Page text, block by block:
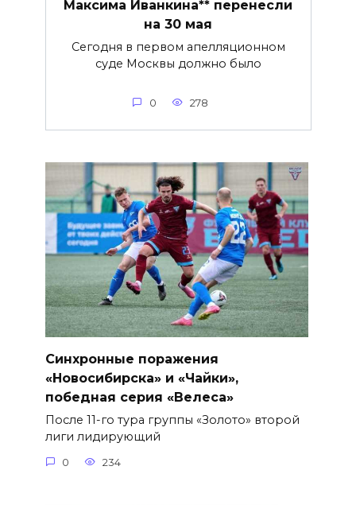
Максима Иванкина** перенесли
на 30 мая
Сегодня в первом апелляционном
суде Москвы должно было
0 278
Синхронные поражения
«Новосибирска» и «Чайки»,
победная серия «Велеса»
После 11-го тура группы «Золото» второй
лиги лидирующий
0 234